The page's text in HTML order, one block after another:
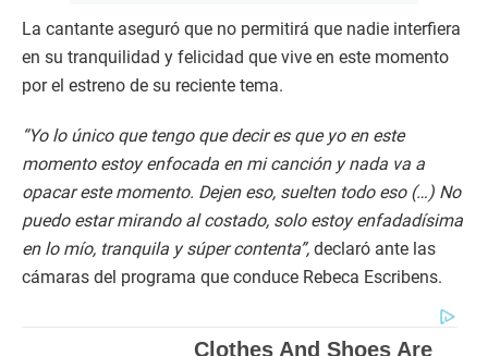
La cantante aseguró que no permitirá que nadie interfiera
en su tranquilidad y felicidad que vive en este momento
por el estreno de su reciente tema.
“Yo lo único que tengo que decir es que yo en este
momento estoy enfocada en mi canción y nada va a
opacar este momento. Dejen eso, suelten todo eso (…) No
puedo estar mirando al costado, solo estoy enfadadísima
en lo mío, tranquila y súper contenta”, declaró ante las
cámaras del programa que conduce Rebeca Escribens.